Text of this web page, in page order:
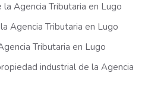
Agencia Tributaria en Lugo
Agencia Tributaria en Lugo
Tributaria en Lugo
industrial de la Agencia